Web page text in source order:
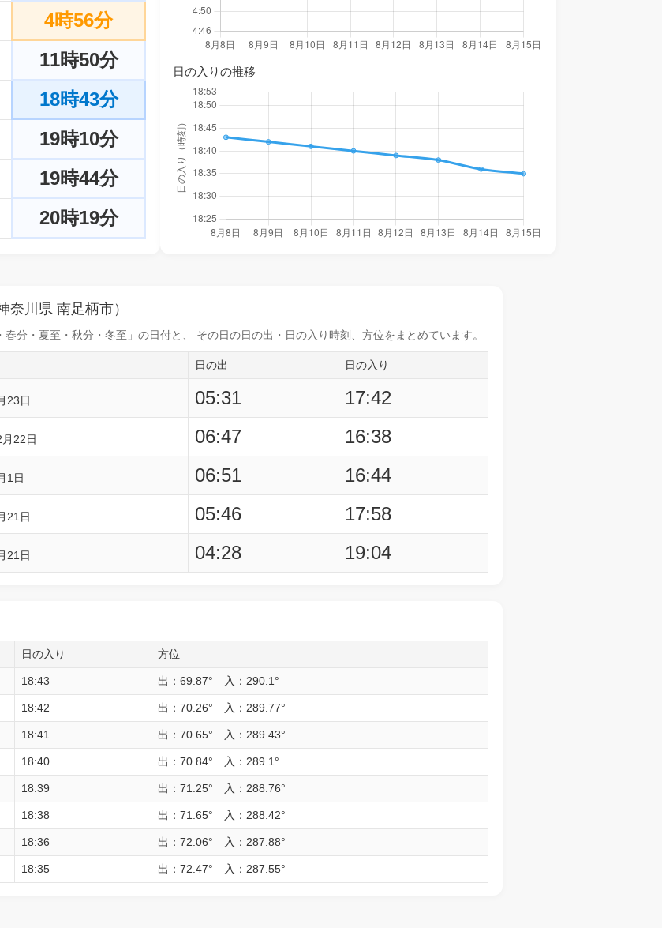
4時56分
11時50分
18時43分
19時10分
19時44分
20時19分
日の入りの推移
川県 南足柄市）
春分・夏至・秋分・冬至」の日付と、 その日の日の出・日の入り時刻 、方位をまとめています。
日の出 日の入り
23日 05:31
17:42
22日 06:47
16:38
1日 06:51
16:44
21日 05:46
17:58
21日 04:28 19:04
日の入り 方位
18:43 出：69.87° 入：290.1°
18:42 出：70.26° 入：289.77°
18:41 出：70.65° 入：289.43°
18:40 出：70.84° 入：289.1°
18:39 出：71.25° 入：288.76°
18:38 出：71.65° 入：288.42°
18:36 出：72.06° 入：287.88°
18:35 出：72.47° 入：287.55°